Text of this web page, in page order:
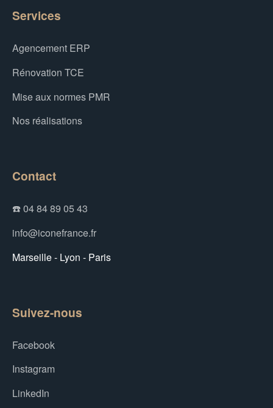
Services
Agencement ERP
Rénovation TCE
Mise aux normes PMR
Nos réalisations
Contact
☎️ 04 84 89 05 43
info@iconefrance.fr
Marseille - Lyon - Paris
Suivez-nous
Facebook
Instagram
LinkedIn